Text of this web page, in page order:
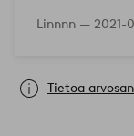
Linnnn — 2021-
Tietoa